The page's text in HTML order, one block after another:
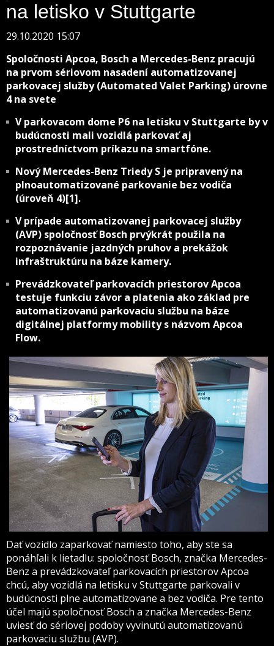
na letisko v Stuttgarte
29.10.2020 15:07
Spoločnosti Apcoa, Bosch a Mercedes-Benz pracujú
na prvom sériovom nasadení automatizovanej
parkovacej služby (Automated Valet Parking) úrovne
4 na svete
V parkovacom dome P6 na letisku v Stuttgarte by v
budúcnosti mali vozidlá parkovať aj
prostredníctvom príkazu na smartfóne.
Nový Mercedes-Benz Triedy S je pripravený na
plnoautomatizované parkovanie bez vodiča
(úroveň 4)[1].
V prípade automatizovanej parkovacej služby
(AVP) spoločnosť Bosch prvýkrát použila na
rozpoznávanie jazdných pruhov a prekážok
infraštruktúru na báze kamery.
Prevádzkovateľ parkovacích priestorov Apcoa
testuje funkciu závor a platenia ako základ pre
automatizovanú parkovaciu službu na báze
digitálnej platformy mobility s názvom Apcoa
Flow.
Dať vozidlo zaparkovať namiesto toho, aby ste sa
ponáhľali k lietadlu: spoločnosť Bosch, značka Mercedes-
Benz a prevádzkovateľ parkovacích priestorov Apcoa
chcú, aby vozidlá na letisku v Stuttgarte parkovali v
budúcnosti plne automatizovane a bez vodiča. Pre tento
účel majú spoločnosť Bosch a značka Mercedes-Benz
uviesť do sériovej podoby vyvinutú automatizovanú
parkovaciu službu (AVP).